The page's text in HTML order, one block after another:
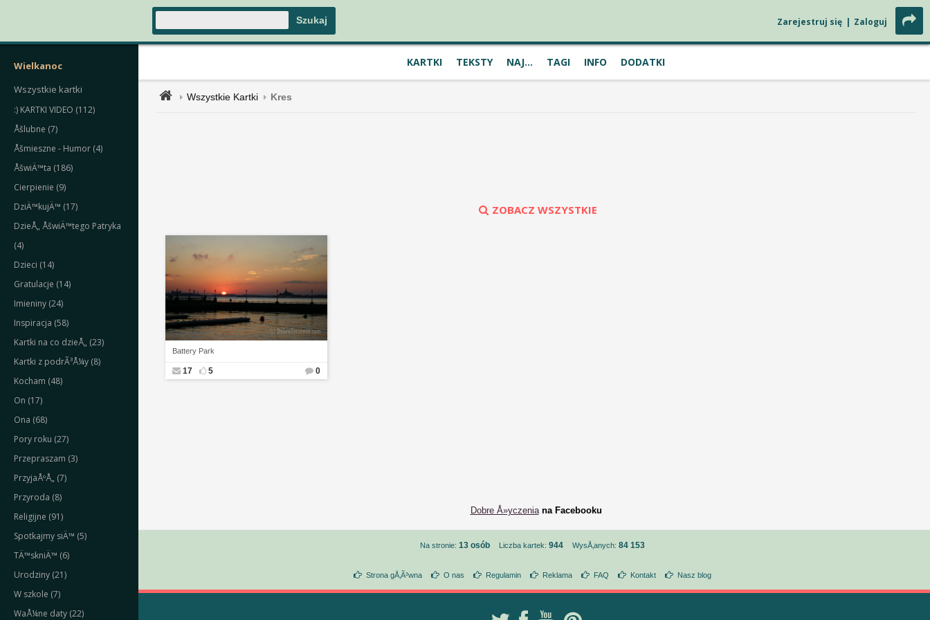
Zarejestruj się | Zaloguj
KARTKI TEKSTY NAJ... TAGI INFO DODATKI
Wielkanoc
Wszystkie kartki
:) KARTKI VIDEO (112)
Åšlubne (7)
Åšmieszne - Humor (4)
ÅšwiÄ™ta (186)
Cierpienie (9)
DziÄ™kujÄ™ (17)
DzieÅ„ ÅšwiÄ™tego Patryka
(4)
Dzieci (14)
Gratulacje (14)
Imieniny (24)
Inspiracja (58)
Kartki na co dzieÅ„ (23)
Kartki z podrÃ³Å¼y (8)
Kocham (48)
On (17)
Ona (68)
Pory roku (27)
Przepraszam (3)
PrzyjaÅºÅ„ (7)
Przyroda (8)
Religijne (91)
Spotkajmy siÄ™ (5)
TÄ™skniÄ™ (6)
Urodziny (21)
W szkole (7)
WaÅ¼ne daty (22)
Wszystkie Kartki Kres
ZOBACZ WSZYSTKIE
Battery Park
17 5 0
Dobre Å»yczeniana Facebooku
Na stronie: 13 osób Liczba kartek: 944 WysÅ‚anych: 84 153
Strona gÅ‚Ã³wna O nas Regulamin Reklama FAQ Kontakt Nasz blog